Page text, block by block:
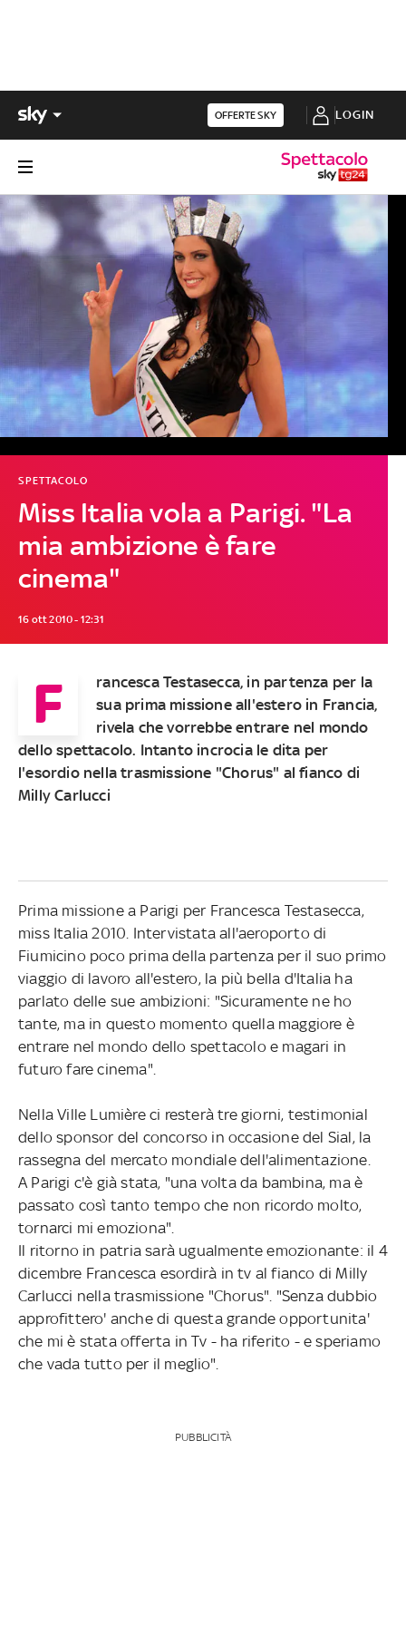
OFFERTE SKY LOGIN
Miss Italia vola a Parigi. "La
mia ambizione è fare
cinema"
SPETTACOLO
16 ott 2010 - 12:31
F
rancesca Testasecca, in partenza per la
sua prima missione all'estero in Francia,
rivela che vorrebbe entrare nel mondo
dello spettacolo. Intanto incrocia le dita per
l'esordio nella trasmissione "Chorus" al fianco di
Milly Carlucci
Prima missione a Parigi per Francesca Testasecca,
miss Italia 2010. Intervistata all'aeroporto di
Fiumicino poco prima della partenza per il suo primo
viaggio di lavoro all'estero, la più bella d'Italia ha
parlato delle sue ambizioni: "Sicuramente ne ho
tante, ma in questo momento quella maggiore è
entrare nel mondo dello spettacolo e magari in
futuro fare cinema".
Nella Ville Lumière ci resterà tre giorni, testimonial
dello sponsor del concorso in occasione del Sial, la
rassegna del mercato mondiale dell'alimentazione.
A Parigi c'è già stata, "una volta da bambina, ma è
passato così tanto tempo che non ricordo molto,
tornarci mi emoziona".
Il ritorno in patria sarà ugualmente emozionante: il 4
dicembre Francesca esordirà in tv al fianco di Milly
Carlucci nella trasmissione "Chorus". "Senza dubbio
approfittero' anche di questa grande opportunita'
che mi è stata offerta in Tv - ha riferito - e speriamo
che vada tutto per il meglio".
PUBBLICITÀ